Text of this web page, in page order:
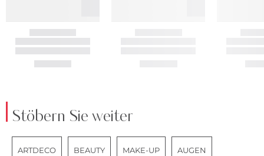
Stöbern Sie weiter
ARTDECO BEAUTY MAKE-UP AUGEN